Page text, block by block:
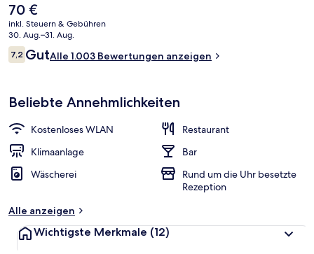
Der
aktuelle
Preis
beträgt
70 €.
70 €
inkl. Steuern & Gebühren
30. Aug.–31. Aug.
Bewertungen
7,27,2 von 10.
GutAlle 1.003 Bewertungen anzeigen
Beliebte Annehmlichkeiten
Kostenloses WLAN
Restaurant
Klimaanlage
Bar
Wäscherei
Rund um die Uhr besetzte
Rezeption
Alle anzeigen
Wichtigste Merkmale (12)